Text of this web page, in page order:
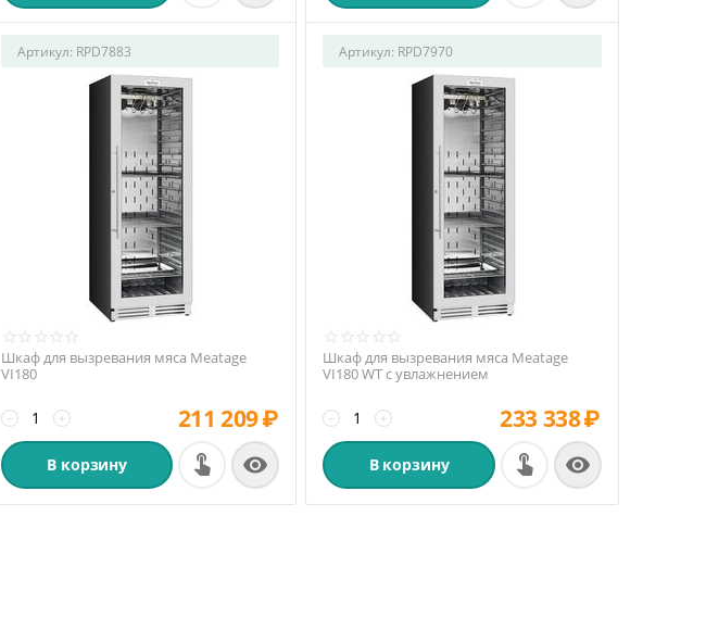
Артикул: RPD7883
Шкаф для вызревания мяса Meatage
VI180
+
− 211 209₽
В корзину 
Артикул: RPD7970
Шкаф для вызревания мяса Meatage
VI180 WT с увлажнением
+
− 233 338₽
В корзину 